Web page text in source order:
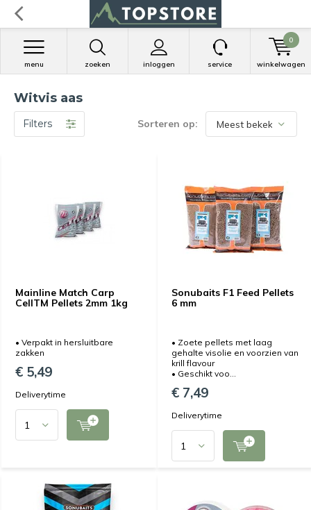
zoeken inloggen
menu service winkelwagen
0
Witvis aas
Filters Sorteren op:
Mainline Match Carp
CellTM Pellets 2mm 1kg
• Verpakt in hersluitbare
zakken
€ 5,49
Deliverytime
Sonubaits F1 Feed Pellets
6 mm
• Zoete pellets met laag
gehalte visolie en voorzien van
krill flavour
• Geschikt voo...
€ 7,49
Deliverytime